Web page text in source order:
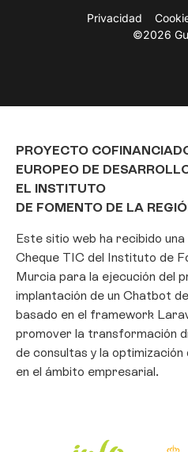
Gestionar
Para ofrecer las mejores
cookies para almacenar y/o acceder a
consentimiento de estas tecnologías
el comportamiento de navegación o
©2026
Privacidad
PROYECTO
EUROPEO DE
EL INSTITUTO
DE FOMENTO DE LA
Este sitio web ha recibido
Cheque TIC del Instituto de
Murcia para la ejecución del
implantación de un Chatbot
basado en el framework
promover la transformación
de consultas y la
en el ámbito empresarial.